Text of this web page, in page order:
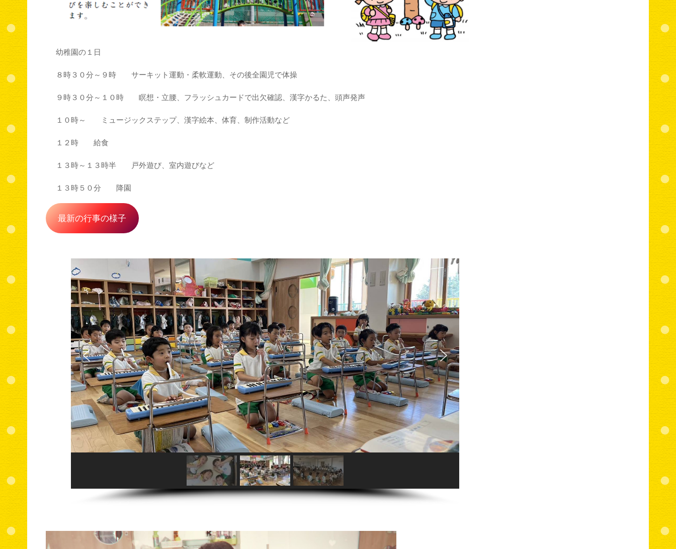
幼稚園の１日
８時３０分～９時 サーキット運動・柔軟運動、その後全園児で体操
９時３０分～１０時 瞑想・立腰、フラッシュカードで出欠確認、漢字かるた、頭声発声
１０時～ ミュージックステップ、漢字絵本、体育、制作活動など
１２時 給食
１３時～１３時半 戸外遊び、室内遊びなど
１３時５０分 降園
最新の行事の様子